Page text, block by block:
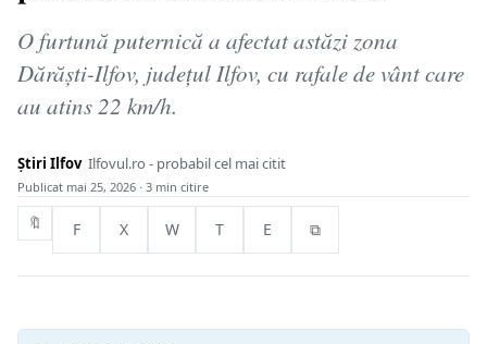
O furtună puternică a afectat astăzi zona
Dărăști-Ilfov, județul Ilfov, cu rafale de vânt care
au atins 22 km/h.
Știri Ilfov Ilfovul.ro - probabil cel mai citit
Publicat mai 25, 2026 · 3 min citire
🔖 F X W T E ⧉